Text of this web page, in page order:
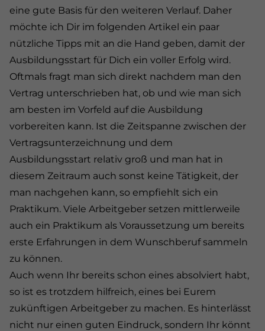
eine gute Basis für den weiteren Verlauf. Daher
möchte ich Dir im folgenden Artikel ein paar
nützliche Tipps mit an die Hand geben, damit der
Ausbildungsstart für Dich ein voller Erfolg wird.
Oftmals fragt man sich direkt nachdem man den
Vertrag unterschrieben hat, ob und wie man sich
am besten im Vorfeld auf die Ausbildung
vorbereiten kann. Ist die Zeitspanne zwischen der
Vertragsunterzeichnung und dem
Ausbildungsstart relativ groß und man hat in
diesem Zeitraum auch sonst keine Tätigkeit, der
man nachgehen kann, so empfiehlt sich ein
Praktikum. Viele Arbeitgeber setzen mittlerweile
auch ein Praktikum als Voraussetzung um bereits
erste Erfahrungen in dem Wunschberuf sammeln
zu können.
Auch wenn Ihr bereits schon eines absolviert habt,
so ist es trotzdem hilfreich, eines bei Eurem
zukünftigen Arbeitgeber zu machen. Es hinterlässt
nicht nur einen guten Eindruck, sondern Ihr könnt